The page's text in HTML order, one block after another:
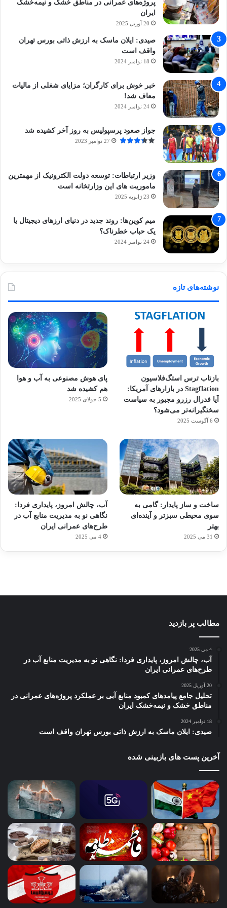
پروژه‌های عمرانی در مناطق خشک و نیمه‌خشک
ایران
20 آوریل 2025
صیدی: ایلان ماسک به ارزش ذاتی بورس تهران
واقف است
18 نوامبر 2024
خبر خوش برای کارگران؛ مزایای شغلی از مالیات
معاف شد!
24 نوامبر 2024
جواز صعود پرسپولیس به روز آخر کشیده شد
27 نوامبر 2023
وزیر ارتباطات: توسعه دولت الکترونیک از مهمترین
ماموریت های این وزارتخانه است
23 ژانویه 2025
میم کوین‌ها: روند جدید در دنیای ارزهای دیجیتال یا
یک حباب خطرناک؟
24 نوامبر 2024
نوشته‌های تازه
بازتاب ترس استگ‌فلاسیون
Stagflation در بازارهای آمریکا:
آیا فدرال رزرو مجبور به سیاست
سختگیرانه‌تر می‌شود؟
6 آگوست 2025
پای هوش مصنوعی به آب و هوا
هم کشیده شد
5 جولای 2025
ساخت و ساز پایدار: گامی به
سوی محیطی سبزتر و آینده‌ای
بهتر
31 می 2025
آب، چالش امروز، پایداری فردا:
نگاهی نو به مدیریت منابع آب در
طرح‌های عمرانی ایران
4 می 2025
آماده
برای
کشف
توسط
ژاکت
در
ی سفر
مجازی
…
توسط
ورزش
با
ساعت
هوشمند
عکاسی
با طعم
توسط
ژاکت
در
هدفون
های
2023
توسط
ژاکت
مطالب پر بازدید
4 می 2025
آب، چالش امروز، پایداری فردا: نگاهی نو به مدیریت منابع آب در
طرح‌های عمرانی ایران
20 آوریل 2025
تحلیل جامع پیامدهای کمبود منابع آبی بر عملکرد پروژه‌های عمرانی در
مناطق خشک و نیمه‌خشک ایران
18 نوامبر 2024
صیدی: ایلان ماسک به ارزش ذاتی بورس تهران واقف است
آخرین پست های بازبینی شده